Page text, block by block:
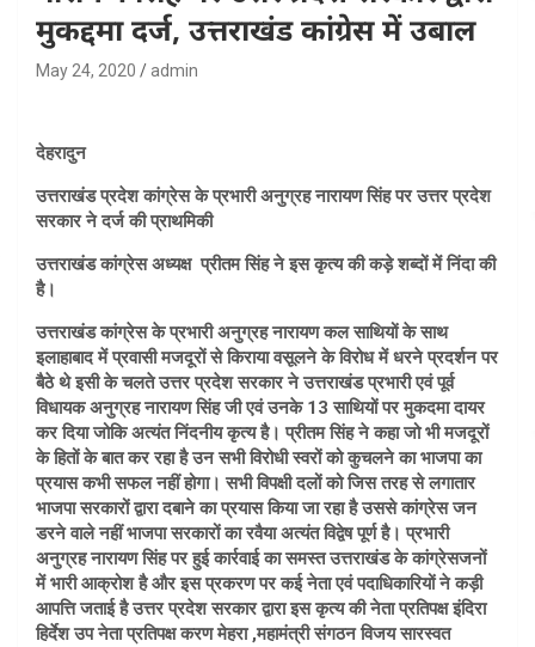
मुकद्दमा दर्ज, उत्तराखंड कांग्रेस में उबाल
May 24, 2020 admin
देहरादुन
उत्तराखंड प्रदेश कांग्रेस के प्रभारी अनुग्रह नारायण सिंह पर उत्तर प्रदेश
सरकार ने दर्ज की प्राथमिकी
उत्तराखंड कांग्रेस अध्यक्ष प्रीतम सिंह ने इस कृत्य की कड़े शब्दों में निंदा की
है।
उत्तराखंड कांग्रेस के प्रभारी अनुग्रह नारायण कल साथियों के साथ
इलाहाबाद में प्रवासी मजदूरों से किराया वसूलने के विरोध में धरने प्रदर्शन पर
बैठे थे इसी के चलते उत्तर प्रदेश सरकार ने उत्तराखंड प्रभारी एवं पूर्व
विधायक अनुग्रह नारायण सिंह जी एवं उनके 13 साथियों पर मुकदमा दायर
कर दिया जोकि अत्यंत निंदनीय कृत्य है। प्रीतम सिंह ने कहा जो भी मजदूरों
के हितों के बात कर रहा है उन सभी विरोधी स्वरों को कुचलने का भाजपा का
प्रयास कभी सफल नहीं होगा। सभी विपक्षी दलों को जिस तरह से लगातार
भाजपा सरकारों द्वारा दबाने का प्रयास किया जा रहा है उससे कांग्रेस जन
डरने वाले नहीं भाजपा सरकारों का रवैया अत्यंत विद्वेष पूर्ण है। प्रभारी
अनुग्रह नारायण सिंह पर हुई कार्रवाई का समस्त उत्तराखंड के कांग्रेसजनों
में भारी आक्रोश है और इस प्रकरण पर कई नेता एवं पदाधिकारियों ने कड़ी
आपत्ति जताई है उत्तर प्रदेश सरकार द्वारा इस कृत्य की नेता प्रतिपक्ष इंदिरा
हिर्देश उप नेता प्रतिपक्ष करण मेहरा ,महामंत्री संगठन विजय सारस्वत